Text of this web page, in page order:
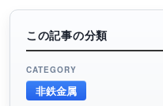
この記事の分類
CATEGORY
非鉄金属